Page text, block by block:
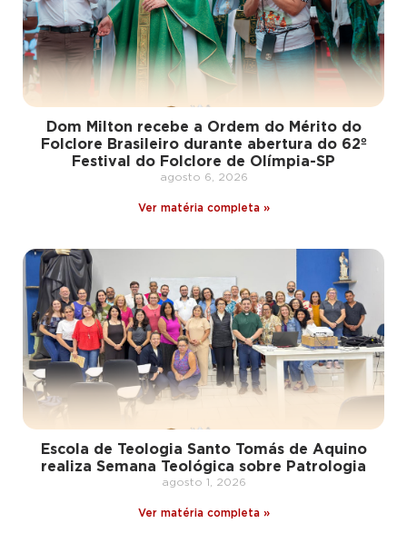
Dom Milton recebe a Ordem do Mérito do
Folclore Brasileiro durante abertura do 62º
Festival do Folclore de Olímpia-SP
agosto 6, 2026
Ver matéria completa »
Escola de Teologia Santo Tomás de Aquino
realiza Semana Teológica sobre Patrologia
agosto 1, 2026
Ver matéria completa »